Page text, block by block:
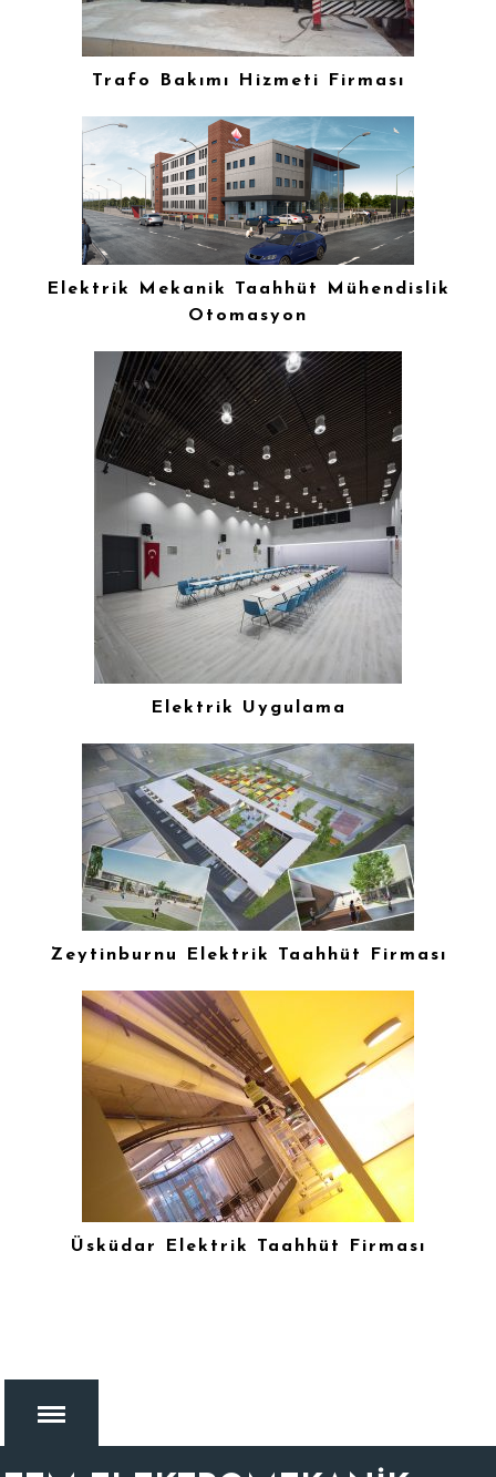
Trafo Bakımı Hizmeti Firması
Elektrik Mekanik Taahhüt Mühendislik
Otomasyon
Elektrik Uygulama
Zeytinburnu Elektrik Taahhüt Firması
Üsküdar Elektrik Taahhüt Firması